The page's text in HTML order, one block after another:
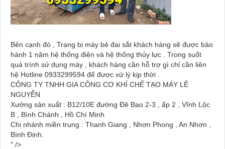
Bên cạnh đó , Trang bị máy bẻ đai sắt khách hàng sẽ được bảo
hành 1 năm hệ thống điện và hệ thống thủy lực . Trong suốt
quá trình sử dụng máy , khách hàng cần hỗ trợ gì chỉ cần liên
hệ Hotline 0933299594 để được xử lý kịp thời .
CÔNG TY TNHH GIA CÔNG CƠ KHÍ CHẾ TẠO MÁY LÊ
NGUYỄN
Xưởng sản xuất : B12/10E đường Đê Bao 2-3 , ấp 2 , Vĩnh Lộc
B , Bình Chánh , Hồ Chí Minh
Chi nhánh miền trung : Thanh Giang , Nhơn Phong , An Nhơn ,
Bình Định.
" />